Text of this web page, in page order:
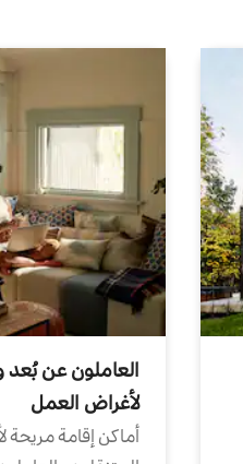
العاملون عن بُعد
لأغراض العمل
أماكن إقامة